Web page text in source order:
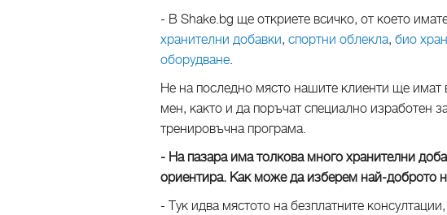
- В Shake.bg ще откриете всичко, от което
хранителни добавки, спортни облекла, био
оборудване.
Не на последно място нашите клиенти ще имат
мен, както и да поръчат специално изработен
тренировъчна програма.
- На пазара има толкова много хранителни
ориентира. Как може да изберем най-доброто
- Тук идва мястото на безплатните